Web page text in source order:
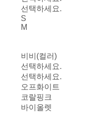
선택하세요.
S
M
비비(컬러)
선택하세요.
선택하세요.
오프화이트
코랄핑크
바이올렛